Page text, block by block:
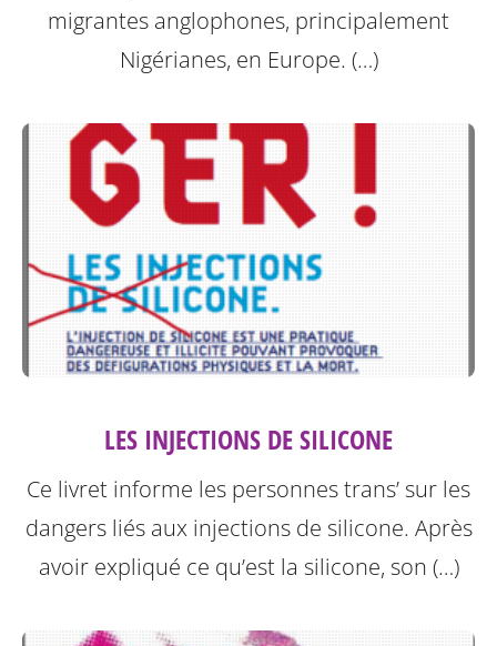
migrantes anglophones, principalement
Nigérianes, en Europe. (…)
LES INJECTIONS DE SILICONE
Ce livret informe les personnes trans’ sur les
dangers liés aux injections de silicone. Après
avoir expliqué ce qu’est la silicone, son (…)